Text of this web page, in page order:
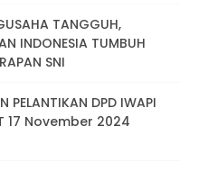
TANGGUH,
INDONESIA TUMBUH
SNI
17 November 2024